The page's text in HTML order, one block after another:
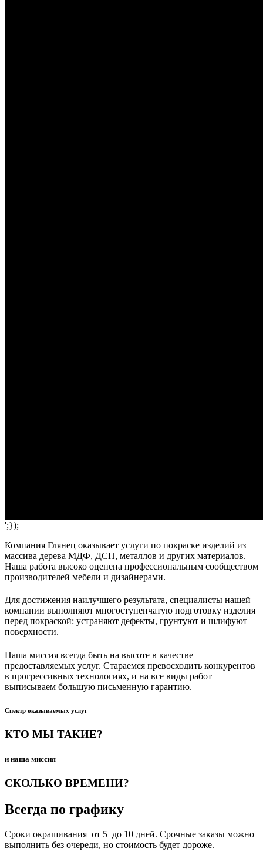
';});
Компания Глянец оказывает услуги по покраске изделий из
массива дерева МДФ, ДСП, металлов и других материалов.
Наша работа высоко оценена профессиональным сообществом
производителей мебели и дизайнерами.
Для достижения наилучшего результата, специалисты нашей
компании выполняют многоступенчатую подготовку изделия
перед покраской: устраняют дефекты, грунтуют и шлифуют
поверхности.
Наша миссия всегда быть на высоте в качестве
предоставляемых услуг. Стараемся превосходить конкурентов
в прогрессивных технологиях, и на все виды работ
выписываем большую письменную гарантию.
Спектр оказываемых услуг
КТО МЫ ТАКИЕ?
и наша миссия
СКОЛЬКО ВРЕМЕНИ?
Всегда по графику
Сроки окрашивания от 5 до 10 дней. Срочные заказы можно
выполнить без очереди, но стоимость будет дороже.